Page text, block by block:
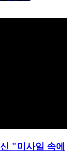
"미사일 속에